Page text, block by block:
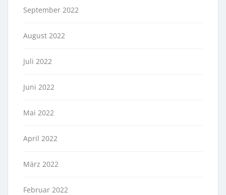
September 2022
August 2022
Juli 2022
Juni 2022
Mai 2022
April 2022
März 2022
Februar 2022